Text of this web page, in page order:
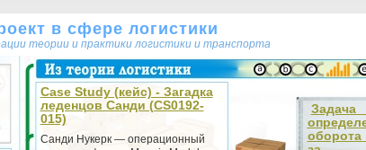
в сфере логистики
теории и практики логистики и транспорта
Case Study (кейс) - Загадка
леденцов Санди (CS0192-
015)
Санди Нукерк — операционный